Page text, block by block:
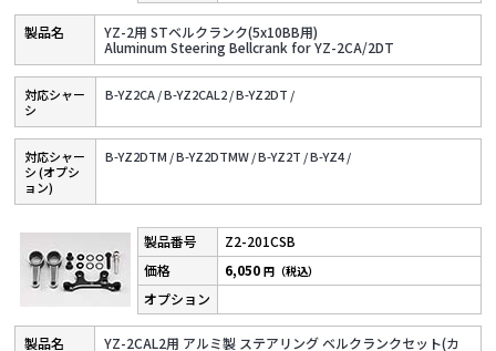
YZ-2用 STベルクランク(5x10BB用)
Aluminum Steering Bellcrank for YZ-2CA/2DT
対応シャー
シ
B-YZ2CA /B-YZ2CAL2 /B-YZ2DT /
対応シャー
シ (オプシ
ョン)
B-YZ2DTM /B-YZ2DTMW /B-YZ2T /B-YZ4 /
Z2-201CSB
YZ-2CAL2用 アルミ製 ステアリング ベルクランクセット(カ
6,050円（税込）